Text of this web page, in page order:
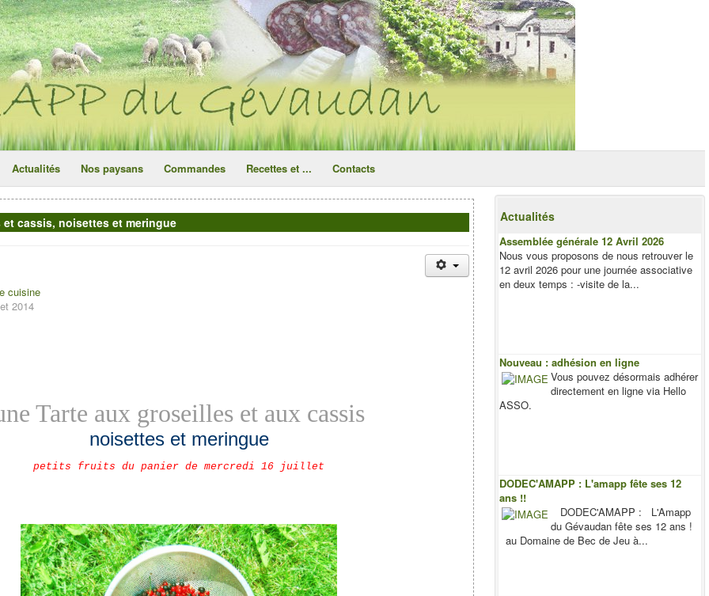
ce site utilise des cookies
Actualités Nos paysans Commandes Recettes et ... Contacts
cassis, noisettes et meringue
cuisine
2014
Tarte aux groseilles et aux cassis
noisettes et meringue
petits fruits du panier de mercredi 16 juillet
Actualités
Assemblée générale 12 Avril 2026
Nous vous proposons de nous retrouver le
12 avril 2026 pour une journée associative
en deux temps : -visite de la...
Nouveau : adhésion en ligne
Vous pouvez désormais adhérer
directement en ligne via Hello
ASSO.
DODEC'AMAPP : L'amapp fête ses 12
ans !!
DODEC'AMAPP : L'Amapp
du Gévaudan fête ses 12 ans !
au Domaine de Bec de Jeu à...